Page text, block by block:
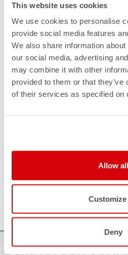
This website uses cookies
We use cookies to personalise
provide social media features
We also share information
our social media, advertising
may combine it with other
provided to them or that
of their services as specified on
Allow all
Customize
Deny
¿NECESITAS AYUDA?
Si tienes alguna duda o necesitas
¡estamos aquí para ti!
email
CONTACTO
¿Tiene alguna pregunta para
en los 30 días siguientes a la entrega
quiz¿Tienes alguna otra pregunta?
COMPRA CON